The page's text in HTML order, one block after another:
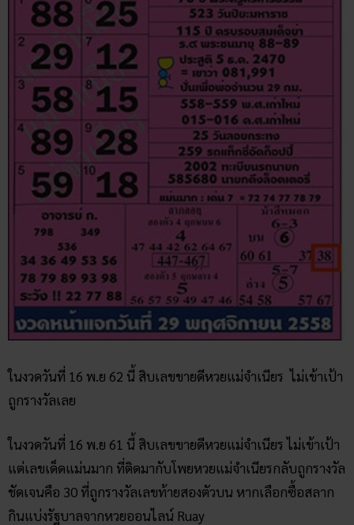
ในงวดวันที่ 16 พ.ย 62 นี้ สิบเลขขายดีหวยแม่จำเนียร ไม่เข้าเป้า
ถูกรางวัลเลย
ในงวดวันที่ 16 พ.ย 61 นี้ สิบเลขขายดีหวยแม่จำเนียร ไม่เข้าเป้า
แต่เลขเด็ดแม่นมาก ที่ติดมากับโพยหวยแม่จำเนียรกลับถูกรางวัล
ชัดเจนคือ 30 ที่ถูกรางวัลเลขท้ายสองตัวบน หากเลือกซื้อสลาก
กินแบ่งรัฐบาลจากหวยออนไลน์ Ruay